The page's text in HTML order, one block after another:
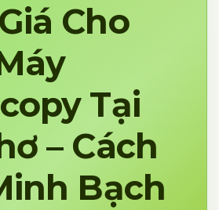
Cho
Tại
– Cách
Bạch